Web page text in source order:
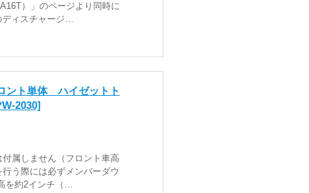
）」のページより同時に
ディスチャージ…
ント単体 ハイゼットト
2030]
属しません（フロント車高
う際には必ずメンバーダウ
を約2インチ（…